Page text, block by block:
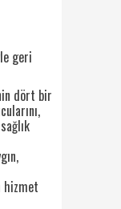
geri
dört bir
hizmet